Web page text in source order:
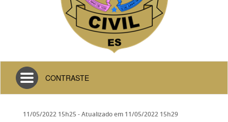
Toggle
navigation
CONTRASTE
11/05/2022 15h25- Atualizado em 11/05/2022 15h29